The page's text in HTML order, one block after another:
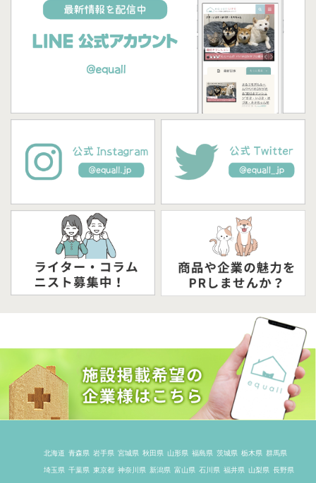
北海道 青森県 岩手県 宮城県 秋田県 山形県 福島県 茨城県 栃木県 群馬県
埼玉県 千葉県 東京都 神奈川県 新潟県 富山県 石川県 福井県 山梨県 長野県